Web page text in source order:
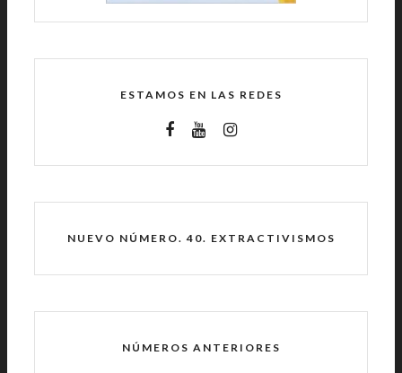
ESTAMOS EN LAS REDES
NUEVO NÚMERO. 40. EXTRACTIVISMOS
NÚMEROS ANTERIORES